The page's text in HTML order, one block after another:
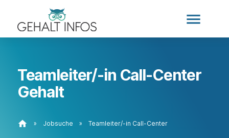
menu
Teamleiter/-in Call-Center
Gehalt
home » Jobsuche » Teamleiter/-in Call-Center